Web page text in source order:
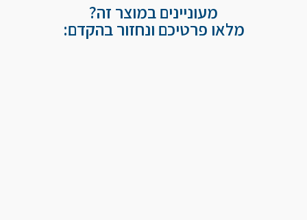
מעוניינים במוצר זה?
מלאו פרטיכם ונחזור בהקדם: